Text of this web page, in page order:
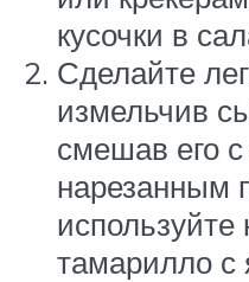
кусочки в
Сделайте
измельчив
смешав его
нарезанным
используйте
тамарилло с